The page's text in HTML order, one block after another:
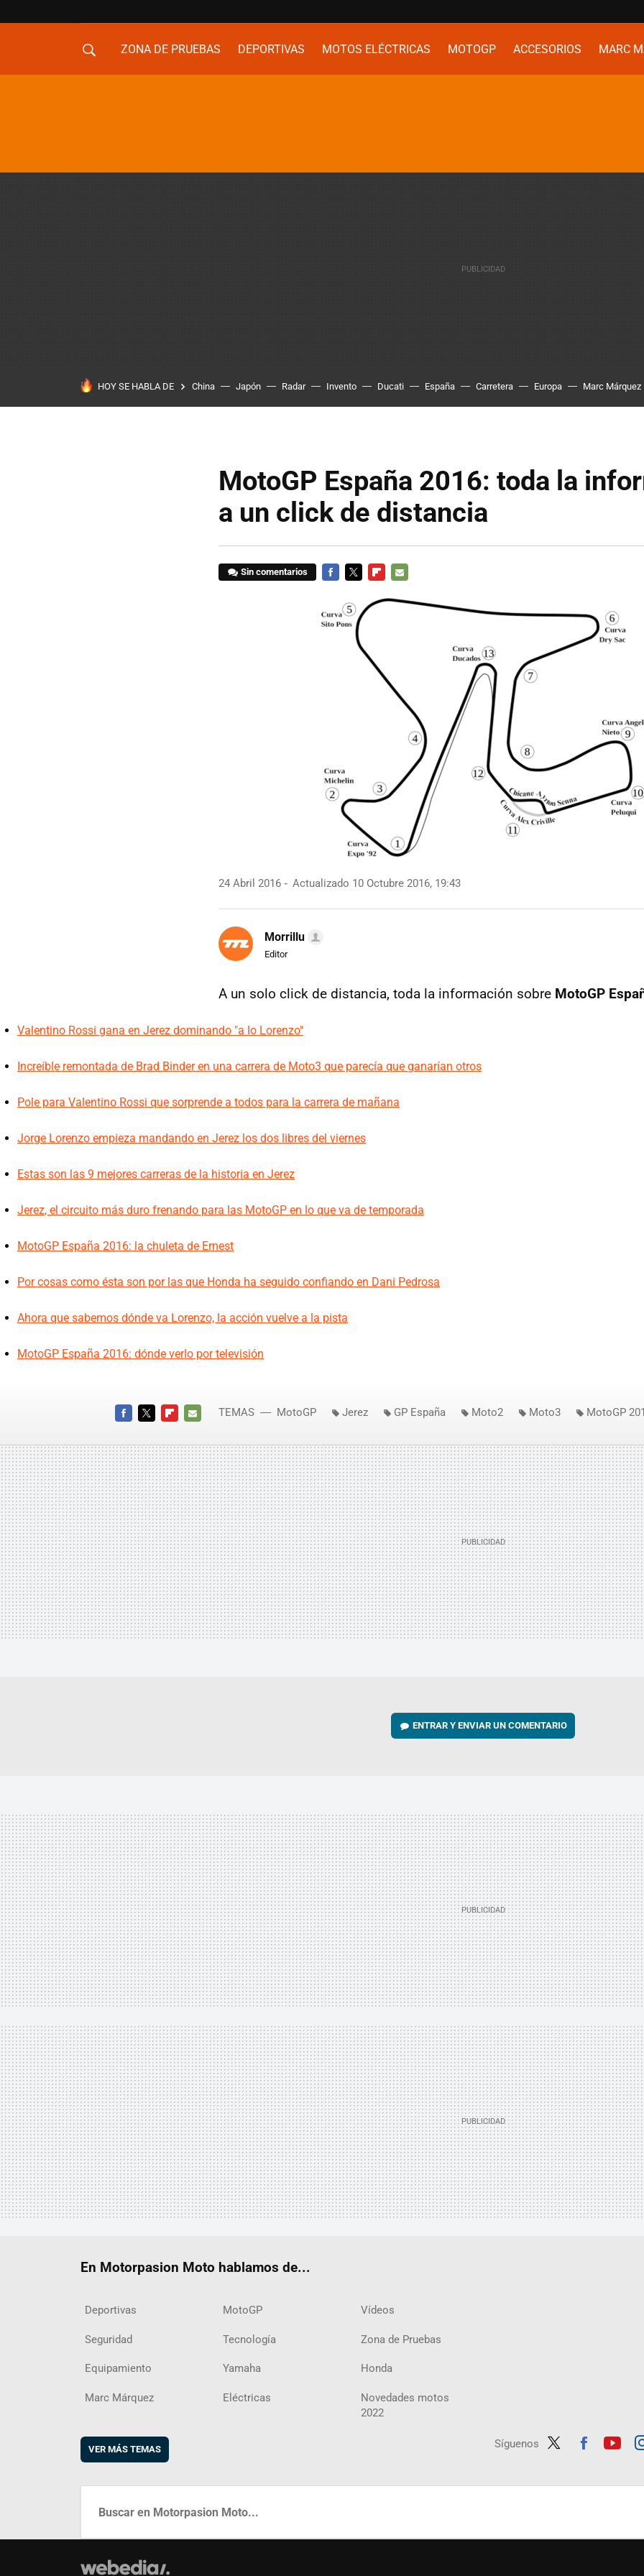
ZONA DE PRUEBAS DEPORTIVAS MOTOS ELÉCTRICAS MOTOGP ACCESORIOS
MARC
HOY SE HABLA DE China Japón Radar Invento Ducati España Carretera Europa Marc Márquez
MotoGP España 2016: toda la
a un click de distancia
Sin comentarios
MAIL
24 Abril 2016 Actualizado 10 Octubre 2016, 19:43
Morrillu
Editor
A un solo click de distancia, toda la información sobre MotoGP
Valentino Rossi gana en Jerez dominando "a lo Lorenzo"
Increíble remontada de Brad Binder en una carrera de Moto3 que parecía que ganarían otros
Pole para Valentino Rossi que sorprende a todos para la carrera de mañana
Jorge Lorenzo empieza mandando en Jerez los dos libres del viernes
Estas son las 9 mejores carreras de la historia en Jerez
Jerez, el circuito más duro frenando para las MotoGP en lo que va de temporada
MotoGP España 2016: la chuleta de Ernest
Por cosas como ésta son por las que Honda ha seguido confiando en Dani Pedrosa
Ahora que sabemos dónde va Lorenzo, la acción vuelve a la pista
MotoGP España 2016: dónde verlo por televisión
MAIL
TEMAS MotoGP Jerez GP España Moto2 Moto3 MotoGP
ENTRAR Y ENVIAR UN COMENTARIO
Síguenos
ter
ebo
ube
En Motorpasion Moto hablamos de...
Deportivas MotoGP Vídeos
Seguridad Tecnología Zona de Pruebas
Equipamiento Yamaha Honda
Marc Márquez Eléctricas
Novedades motos
2022
VER MÁS TEMAS